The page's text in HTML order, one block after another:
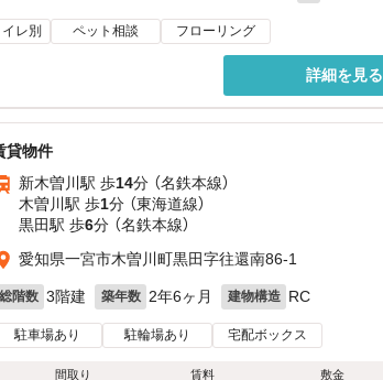
レ別 ペット相談 フローリング
詳細を見る
貸物件
新木曽川駅 歩14分 （名鉄本線）
木曽川駅 歩1分 （東海道線）
黒田駅 歩6分 （名鉄本線）
愛知県一宮市木曽川町黒田字往還南86-1
総階数 3階建 築年数 2年6ヶ月 建物構造 RC
駐車場あり 駐輪場あり 宅配ボックス
間取り
賃料
敷金